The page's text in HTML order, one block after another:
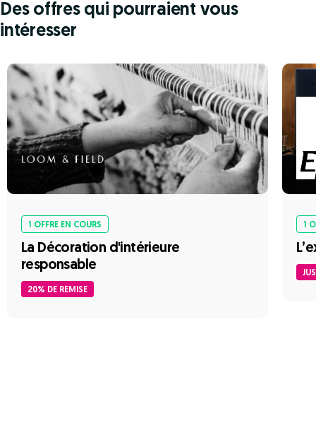
Des offres qui pourraient vous
intéresser
1 OFFRE EN COURS
La Décoration d'intérieure
responsable
20% DE REMISE
1